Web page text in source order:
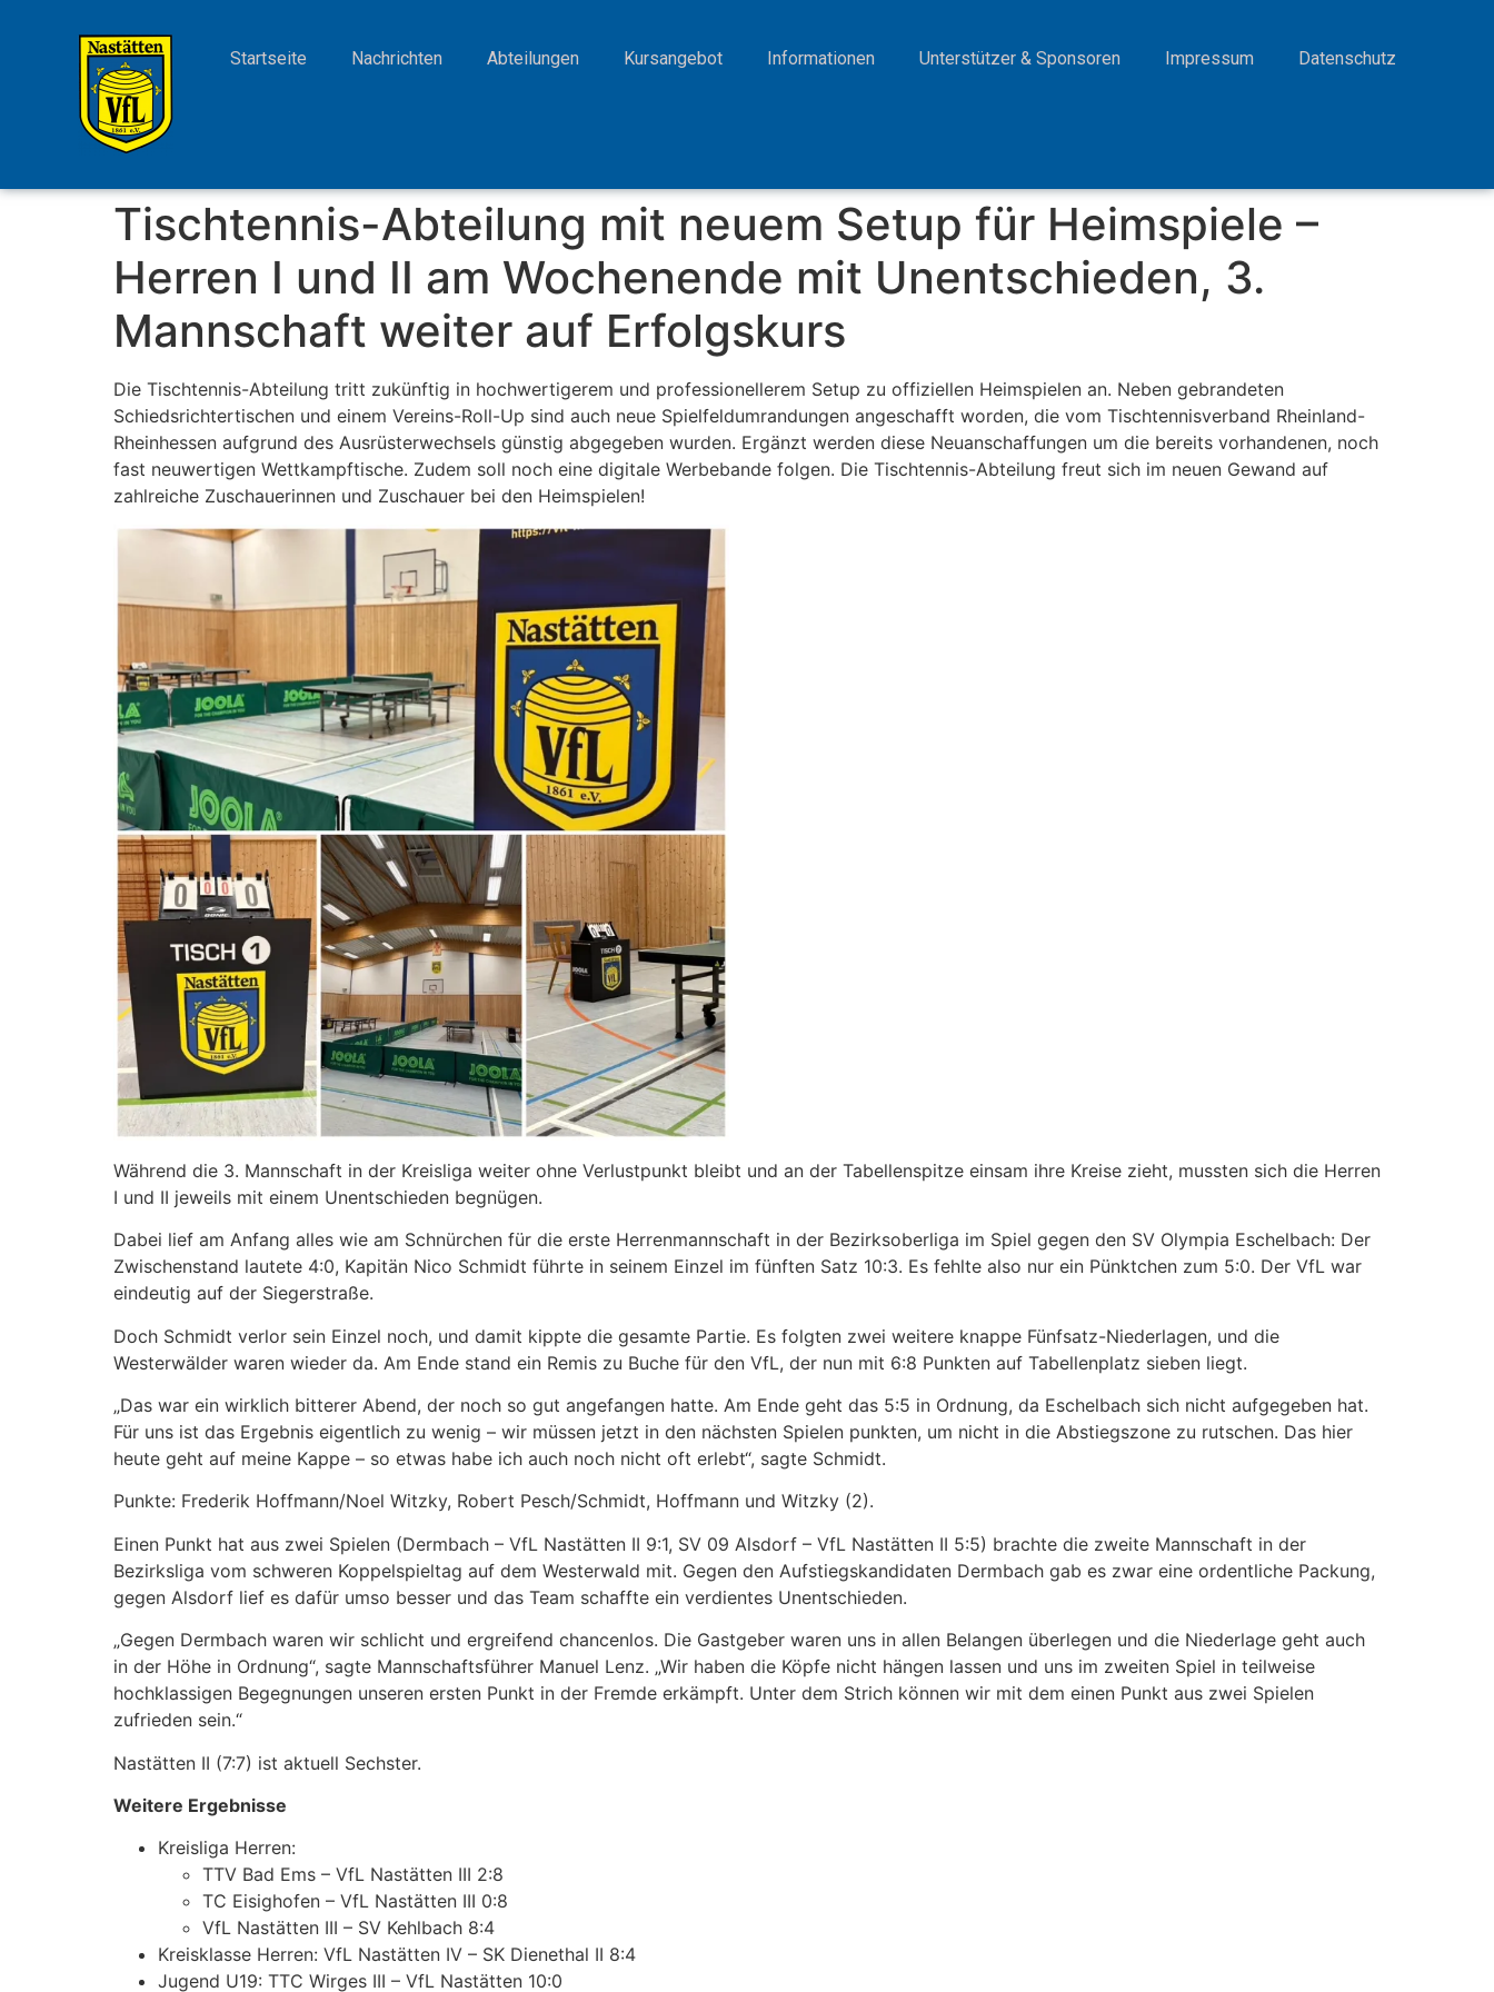
Startseite Nachrichten Abteilungen Kursangebot Informationen Unterstützer & Sponsoren Impressum Datenschutz
Tischtennis-Abteilung mit neuem Setup für Heimspiele –
Herren I und II am Wochenende mit Unentschieden, 3.
Mannschaft weiter auf Erfolgskurs
Die Tischtennis-Abteilung tritt zukünftig in hochwertigerem und professionellerem Setup zu offiziellen Heimspielen an. Neben gebrandeten
Schiedsrichtertischen und einem Vereins-Roll-Up sind auch neue Spielfeldumrandungen angeschafft worden, die vom Tischtennisverband Rheinland-
Rheinhessen aufgrund des Ausrüsterwechsels günstig abgegeben wurden. Ergänzt werden diese Neuanschaffungen um die bereits vorhandenen, noch
fast neuwertigen Wettkampftische. Zudem soll noch eine digitale Werbebande folgen. Die Tischtennis-Abteilung freut sich im neuen Gewand auf
zahlreiche Zuschauerinnen und Zuschauer bei den Heimspielen!
Während die 3. Mannschaft in der Kreisliga weiter ohne Verlustpunkt bleibt und an der Tabellenspitze einsam ihre Kreise zieht, mussten sich die Herren
I und II jeweils mit einem Unentschieden begnügen.
Dabei lief am Anfang alles wie am Schnürchen für die erste Herrenmannschaft in der Bezirksoberliga im Spiel gegen den SV Olympia Eschelbach: Der
Zwischenstand lautete 4:0, Kapitän Nico Schmidt führte in seinem Einzel im fünften Satz 10:3. Es fehlte also nur ein Pünktchen zum 5:0. Der VfL war
eindeutig auf der Siegerstraße.
Doch Schmidt verlor sein Einzel noch, und damit kippte die gesamte Partie. Es folgten zwei weitere knappe Fünfsatz-Niederlagen, und die
Westerwälder waren wieder da. Am Ende stand ein Remis zu Buche für den VfL, der nun mit 6:8 Punkten auf Tabellenplatz sieben liegt.
„Das war ein wirklich bitterer Abend, der noch so gut angefangen hatte. Am Ende geht das 5:5 in Ordnung, da Eschelbach sich nicht aufgegeben hat.
Für uns ist das Ergebnis eigentlich zu wenig – wir müssen jetzt in den nächsten Spielen punkten, um nicht in die Abstiegszone zu rutschen. Das hier
heute geht auf meine Kappe – so etwas habe ich auch noch nicht oft erlebt“, sagte Schmidt.
Punkte: Frederik Hoffmann/Noel Witzky, Robert Pesch/Schmidt, Hoffmann und Witzky (2).
Einen Punkt hat aus zwei Spielen (Dermbach – VfL Nastätten II 9:1, SV 09 Alsdorf – VfL Nastätten II 5:5) brachte die zweite Mannschaft in der
Bezirksliga vom schweren Koppelspieltag auf dem Westerwald mit. Gegen den Aufstiegskandidaten Dermbach gab es zwar eine ordentliche Packung,
gegen Alsdorf lief es dafür umso besser und das Team schaffte ein verdientes Unentschieden.
„Gegen Dermbach waren wir schlicht und ergreifend chancenlos. Die Gastgeber waren uns in allen Belangen überlegen und die Niederlage geht auch
in der Höhe in Ordnung“, sagte Mannschaftsführer Manuel Lenz. „Wir haben die Köpfe nicht hängen lassen und uns im zweiten Spiel in teilweise
hochklassigen Begegnungen unseren ersten Punkt in der Fremde erkämpft. Unter dem Strich können wir mit dem einen Punkt aus zwei Spielen
zufrieden sein.“
Nastätten II (7:7) ist aktuell Sechster.
Weitere Ergebnisse
Kreisliga Herren:
TTV Bad Ems – VfL Nastätten III 2:8
TC Eisighofen – VfL Nastätten III 0:8
VfL Nastätten III – SV Kehlbach 8:4
Kreisklasse Herren: VfL Nastätten IV – SK Dienethal II 8:4
Jugend U19: TTC Wirges III – VfL Nastätten 10:0